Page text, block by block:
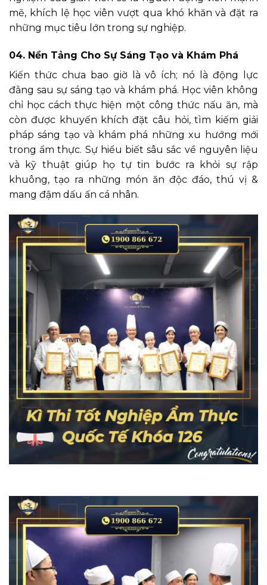
mẽ, khích lệ học viên vượt qua khó khăn và đặt ra
những mục tiêu lớn trong sự nghiệp.
04. Nền Tảng Cho Sự Sáng Tạo và Khám Phá
Kiến thức chưa bao giờ là vô ích; nó là động lực
đằng sau sự sáng tạo và khám phá. Học viên không
chỉ học cách thực hiện một công thức nấu ăn, mà
còn được khuyến khích đặt câu hỏi, tìm kiếm giải
pháp sáng tạo và khám phá những xu hướng mới
trong ẩm thực. Sự hiểu biết sâu sắc về nguyên liệu
và kỹ thuật giúp họ tự tin bước ra khỏi sự rập
khuông, tạo ra những món ăn độc đáo, thú vị &
mang đậm dấu ấn cá nhân.